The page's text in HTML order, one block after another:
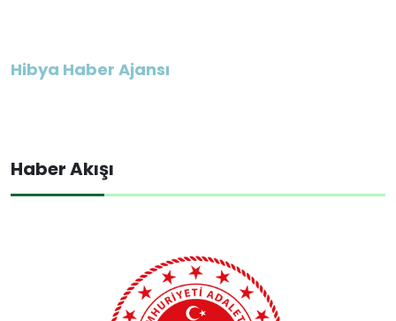
Hibya Haber Ajansı
Haber Akışı